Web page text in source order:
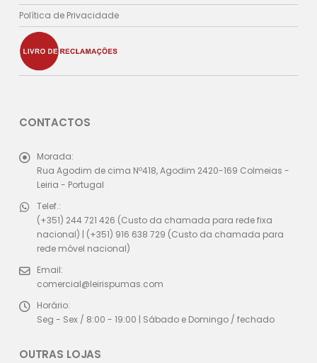
Política de Privacidade
CONTACTOS
Morada:
Rua Agodim de cima Nº418, Agodim 2420-169 Colmeias -
Leiria - Portugal
Telef.:
(+351) 244 721 426 (Custo da chamada para rede fixa
nacional) | (+351) 916 638 729 (Custo da chamada para
rede móvel nacional)
Email:
comercial@leirispumas.com
Horário:
Seg - Sex / 8:00 - 19:00 | Sábado e Domingo / fechado
OUTRAS LOJAS